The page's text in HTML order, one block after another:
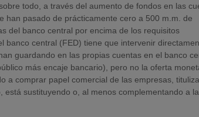
todo, a través del aumento de fondos en las
han pasado de prácticamente cero a 500 m.m. de
del banco central por encima de los requisitos
central (FED) tiene que intervenir
guardando en las propias cuentas en el banco
más encaje bancario), pero no la oferta
a comprar papel comercial de las empresas,
sustituyendo o, al menos complementando a la